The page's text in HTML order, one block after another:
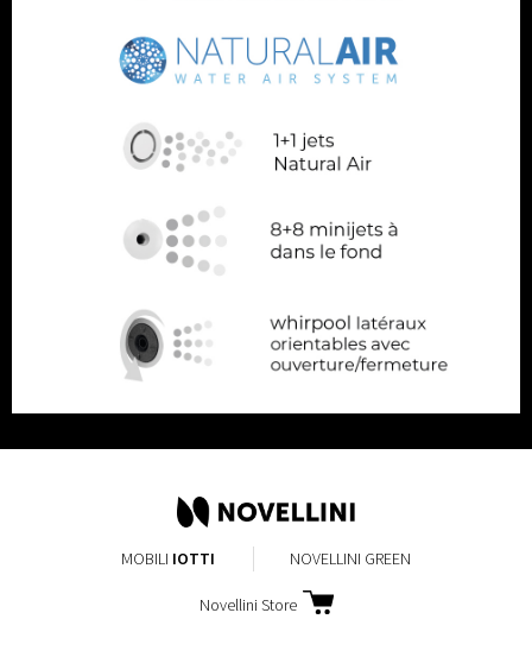
MOBILI IOTTI NOVELLINI GREEN
Novellini Store